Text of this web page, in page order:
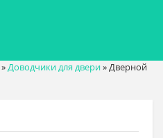
»Доводчики для двери»Дверной